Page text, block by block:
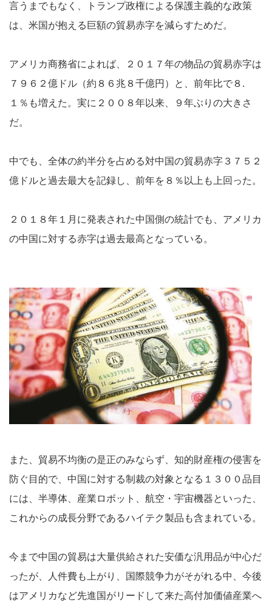
言うまでもなく、トランプ政権による保護主義的な政策
は、米国が抱える巨額の貿易赤字を減らすためだ。
アメリカ商務省によれば、２０１７年の物品の貿易赤字は
７９６２億ドル（約８６兆８千億円）と、前年比で８.
１％も増えた。実に２００８年以来、９年ぶりの大きさ
だ。
中でも、全体の約半分を占める対中国の貿易赤字３７５２
億ドルと過去最大を記録し、前年を８％以上も上回った。
２０１８年１月に発表された中国側の統計でも、アメリカ
の中国に対する赤字は過去最高となっている。
また、貿易不均衡の是正のみならず、知的財産権の侵害を
防ぐ目的で、中国に対する制裁の対象となる１３００品目
には、半導体、産業ロボット、航空・宇宙機器といった、
これからの成長分野であるハイテク製品も含まれている。
今まで中国の貿易は大量供給された安価な汎用品が中心だ
ったが、人件費も上がり、国際競争力がそがれる中、今後
はアメリカなど先進国がリードして来た高付加価値産業へ